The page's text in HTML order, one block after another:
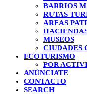
BARRIOS
RUTAS
AREAS
MUSEOS
CIUDADES
ECOTURISMO
POR
ANÚNCIATE
CONTACTO
SEARCH